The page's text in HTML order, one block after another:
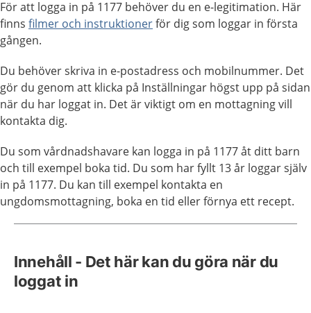
För att logga in på 1177 behöver du en e-legitimation. Här
finns filmer och instruktionerför dig som loggar in första
gången.
Du behöver skriva in e-postadress och mobilnummer. Det
gör du genom att klicka på Inställningar högst upp på sidan
när du har loggat in. Det är viktigt om en mottagning vill
kontakta dig.
Du som vårdnadshavare kan logga in på 1177 åt ditt barn
och till exempel boka tid. Du som har fyllt 13 år loggar själv
in på 1177. Du kan till exempel kontakta en
ungdomsmottagning, boka en tid eller förnya ett recept.
Innehåll - Det här kan du göra när du
loggat in